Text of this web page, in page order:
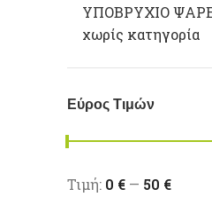
ΥΠΟΒΡΥΧΙΟ
χωρίς κατηγορία
Εύρος Τιμών
Ελάχιστη τιμή
Μέγιστη τιμή
Τιμή: 0 € — 50 €